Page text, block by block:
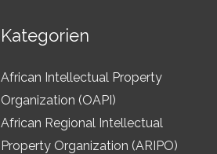
Kategorien
African Intellectual Property
Organization (OAPI)
African Regional Intellectual
Property Organization (ARIPO)